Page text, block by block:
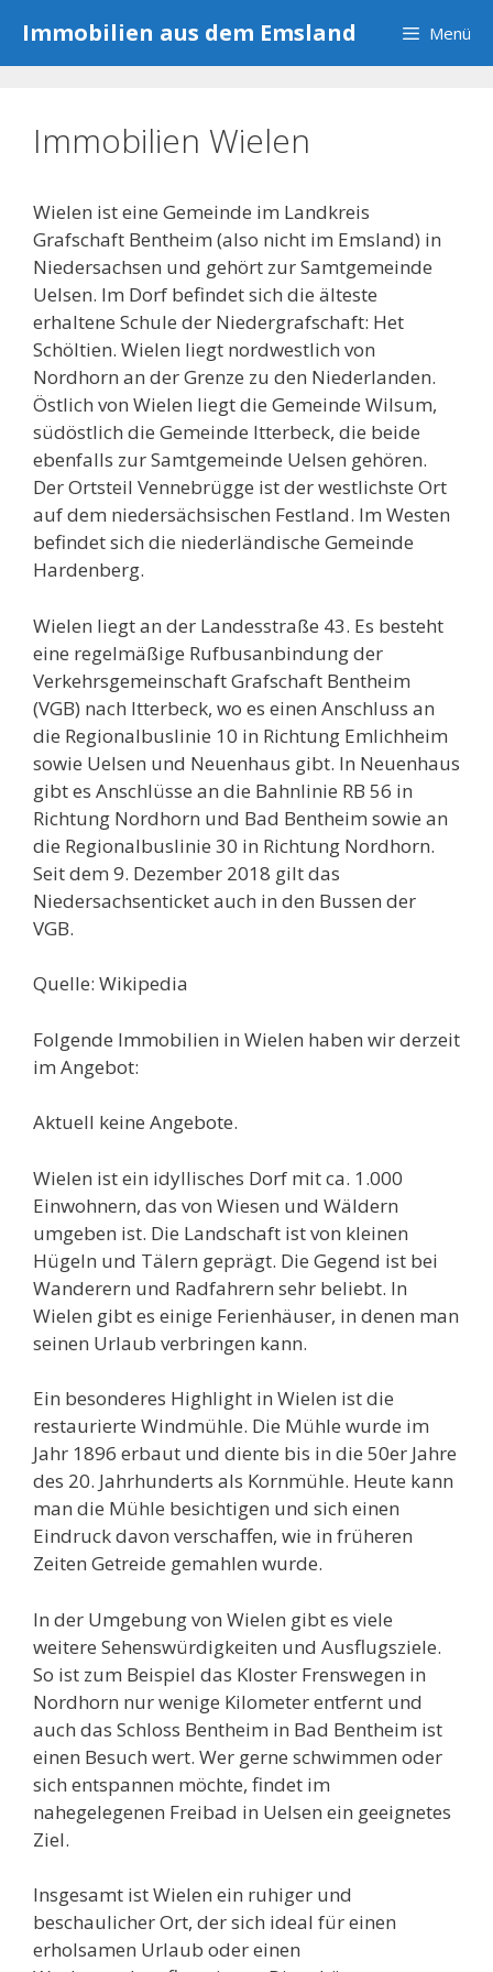
Inhalt
springen
Immobilien aus dem Emsland Menü
Immobilien Wielen
Wielen ist eine Gemeinde im Landkreis
Grafschaft Bentheim (also nicht im Emsland) in
Niedersachsen und gehört zur Samtgemeinde
Uelsen. Im Dorf befindet sich die älteste
erhaltene Schule der Niedergrafschaft: Het
Schöltien. Wielen liegt nordwestlich von
Nordhorn an der Grenze zu den Niederlanden.
Östlich von Wielen liegt die Gemeinde Wilsum,
südöstlich die Gemeinde Itterbeck, die beide
ebenfalls zur Samtgemeinde Uelsen gehören.
Der Ortsteil Vennebrügge ist der westlichste Ort
auf dem niedersächsischen Festland. Im Westen
befindet sich die niederländische Gemeinde
Hardenberg.
Wielen liegt an der Landesstraße 43. Es besteht
eine regelmäßige Rufbusanbindung der
Verkehrsgemeinschaft Grafschaft Bentheim
(VGB) nach Itterbeck, wo es einen Anschluss an
die Regionalbuslinie 10 in Richtung Emlichheim
sowie Uelsen und Neuenhaus gibt. In Neuenhaus
gibt es Anschlüsse an die Bahnlinie RB 56 in
Richtung Nordhorn und Bad Bentheim sowie an
die Regionalbuslinie 30 in Richtung Nordhorn.
Seit dem 9. Dezember 2018 gilt das
Niedersachsenticket auch in den Bussen der
VGB.
Quelle: Wikipedia
Folgende Immobilien in Wielen haben wir derzeit
im Angebot:
Aktuell keine Angebote.
Wielen ist ein idyllisches Dorf mit ca. 1.000
Einwohnern, das von Wiesen und Wäldern
umgeben ist. Die Landschaft ist von kleinen
Hügeln und Tälern geprägt. Die Gegend ist bei
Wanderern und Radfahrern sehr beliebt. In
Wielen gibt es einige Ferienhäuser, in denen man
seinen Urlaub verbringen kann.
Ein besonderes Highlight in Wielen ist die
restaurierte Windmühle. Die Mühle wurde im
Jahr 1896 erbaut und diente bis in die 50er Jahre
des 20. Jahrhunderts als Kornmühle. Heute kann
man die Mühle besichtigen und sich einen
Eindruck davon verschaffen, wie in früheren
Zeiten Getreide gemahlen wurde.
In der Umgebung von Wielen gibt es viele
weitere Sehenswürdigkeiten und Ausflugsziele.
So ist zum Beispiel das Kloster Frenswegen in
Nordhorn nur wenige Kilometer entfernt und
auch das Schloss Bentheim in Bad Bentheim ist
einen Besuch wert. Wer gerne schwimmen oder
sich entspannen möchte, findet im
nahegelegenen Freibad in Uelsen ein geeignetes
Ziel.
Insgesamt ist Wielen ein ruhiger und
beschaulicher Ort, der sich ideal für einen
erholsamen Urlaub oder einen